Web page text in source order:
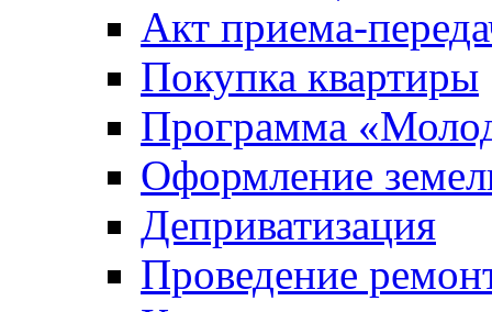
Акт приема-
Покупка квартиры
Программа
Оформление
Деприватизация
Проведение